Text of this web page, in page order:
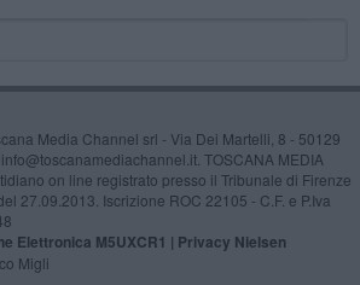
Media Channel srl - Via Dei Martelli, 8 - 50129
TOSCANA MEDIA
on line registrato presso il Tribunale di Firenze
27.09.2013. Iscrizione ROC 22105 - C.F. e P.Iva
Elettronica M5UXCR1 | Privacy Nielsen
Migli